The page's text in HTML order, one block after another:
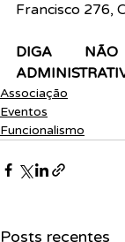
Francisco 276,
DIGA
Associação
Eventos
Funcionalismo
Posts recentes